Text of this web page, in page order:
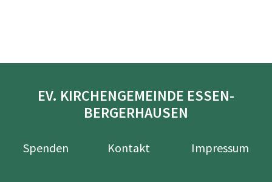
EV. KIRCHENGEMEINDE ESSEN-
BERGERHAUSEN
Spenden Kontakt Impressum